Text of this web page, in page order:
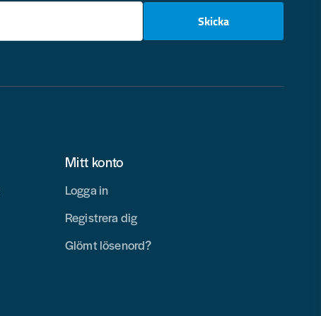
Skicka
Mitt konto
Logga in
Registrera dig
Glömt lösenord?